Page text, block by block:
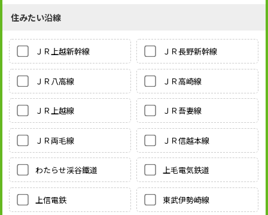
住みたい沿線
ＪＲ上越新幹線 ＪＲ長野新幹線
ＪＲ八高線 ＪＲ高崎線
ＪＲ上越線 ＪＲ吾妻線
ＪＲ両毛線 ＪＲ信越本線
わたらせ渓谷鐵道 上毛電気鉄道
上信電鉄 東武伊勢崎線